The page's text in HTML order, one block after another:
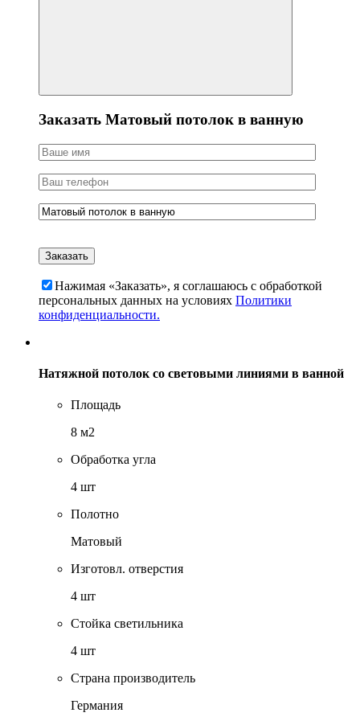
Заказать Матовый потолок в ванную
Нажимая «Заказать», я соглашаюсь c обработкой
персональных данных на условиях Политики
конфиденциальности.
Натяжной потолок со световыми линиями в ванной
Площадь
8 м2
Обработка угла
4 шт
Полотно
Матовый
Изготовл. отверстия
4 шт
Стойка светильника
4 шт
Страна производитель
Германия